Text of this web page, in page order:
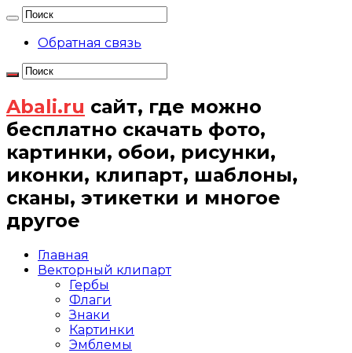
Обратная связь
Abali.ru сайт, где можно
бесплатно скачать фото,
картинки, обои, рисунки,
иконки, клипарт, шаблоны,
сканы, этикетки и многое
другое
Главная
Векторный клипарт
Гербы
Флаги
Знаки
Картинки
Эмблемы